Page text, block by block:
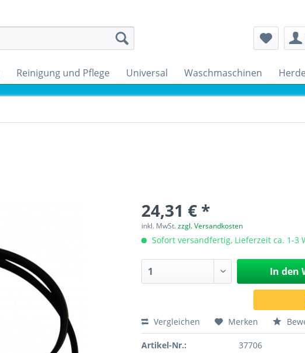
Reinigung und Pflege Universal Waschmaschinen Herde
24,31 € *
inkl. MwSt.zzgl. Versandkosten
Sofort versandfertig, Lieferzeit ca. 1-3
In den
Vergleichen Merken
Artikel-Nr.: 37706